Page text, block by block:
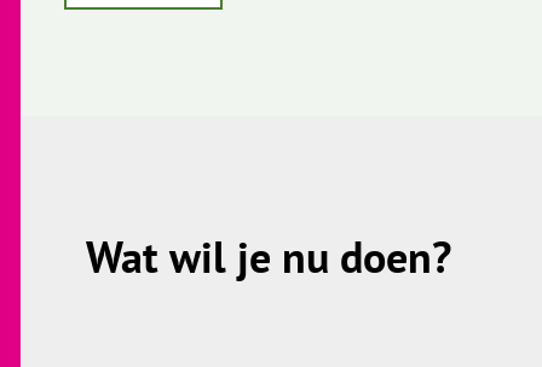
Wat wil je nu doen?